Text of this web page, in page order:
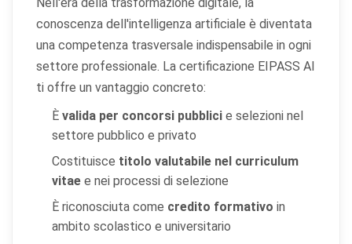
conoscenza dell'intelligenza artificiale è diventata
una competenza trasversale indispensabile in ogni
settore professionale. La certificazione EIPASS AI
ti offre un vantaggio concreto:
È valida per concorsi pubblici e selezioni nel
settore pubblico e privato
Costituisce titolo valutabile nel curriculum
vitae e nei processi di selezione
È riconosciuta come credito formativo in
ambito scolastico e universitario